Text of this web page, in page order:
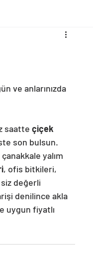
ve anlarınızda
saatte çiçek
son bulsun.
yalım
, ofis bitkileri,
değerli
denilince akla
uygun fiyatlı